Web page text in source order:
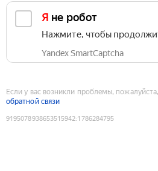
Я не робот
Нажмите, чтобы
Yandex SmartCaptcha
Если у вас возникли проблемы,
обратной связи
9195078938653515942:1786284795